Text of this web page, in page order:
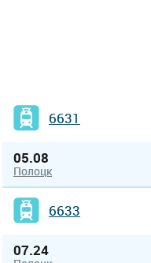
6631
05.08
Полоцк
6633
07.24